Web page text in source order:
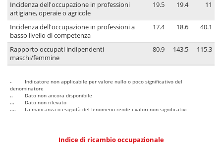
Incidenza dell'occupazione in professioni
artigiane, operaie o agricole
19.5 19.4 11
Incidenza dell'occupazione in professioni a
basso livello di competenza
17.4 18.6 40.1
Rapporto occupati indipendenti
maschi/femmine
80.9 143.5 115.3
-
Indicatore non applicabile per valore nullo o poco significativo del
denominatore
..
Dato non ancora disponibile
...
Dato non rilevato
....
La mancanza o esiguità del fenomeno rende i valori non significativi
Indice di ricambio occupazionale